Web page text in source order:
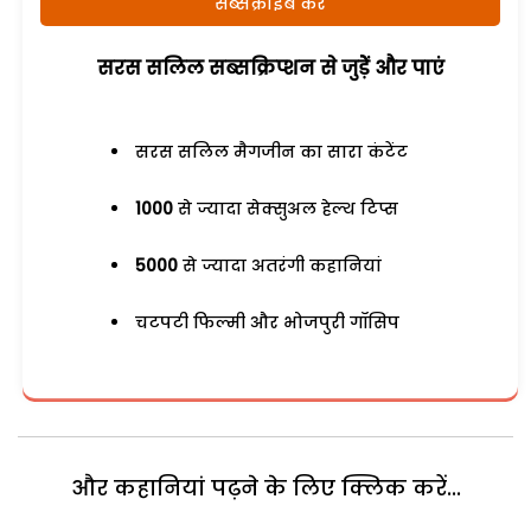
सरस सलिल सब्सक्रिप्शन से जुड़ेें और पाएं
सरस सलिल मैगजीन का सारा कंटेंट
1000 से ज्यादा सेक्सुअल हेल्थ टिप्स
5000 से ज्यादा अतरंगी कहानियां
चटपटी फिल्मी और भोजपुरी गॉसिप
और कहानियां पढ़ने के लिए क्लिक करें...